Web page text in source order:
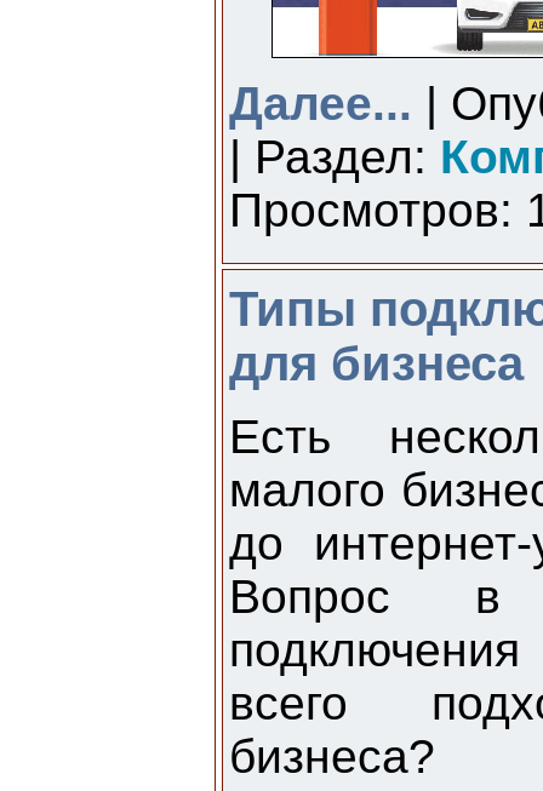
Далее... |
| Раздел:
Просмотров:
Типы
для бизнеса
Есть
малого
до
Вопрос
всего
бизнеса?